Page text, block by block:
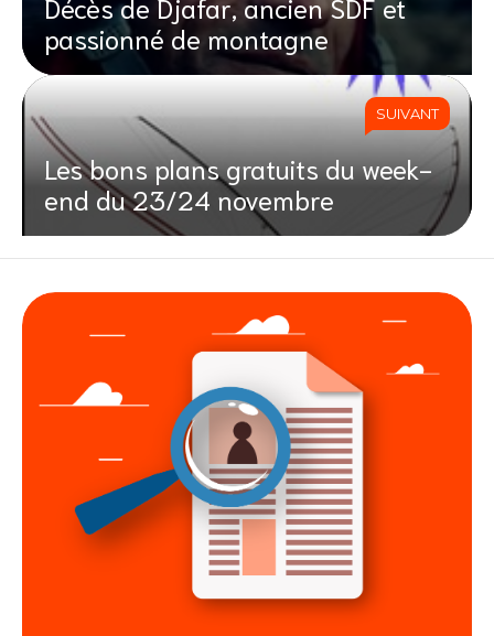
Décès de Djafar, ancien SDF et
passionné de montagne
SUIVANT
Les bons plans gratuits du week-
end du 23/24 novembre